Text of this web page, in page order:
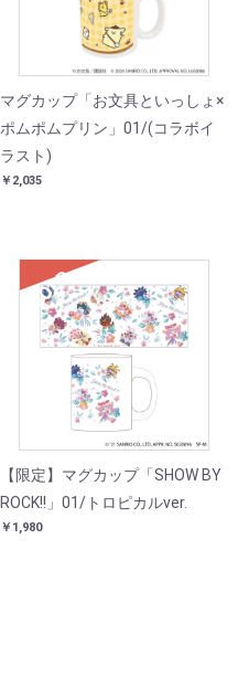
マグカップ「お文具といっしょ×
ポムポムプリン」01/(コラボイ
ラスト)
￥2,035
SOLD
【限定】マグカップ「SHOW BY
ROCK!!」01/トロピカルver.
￥1,980